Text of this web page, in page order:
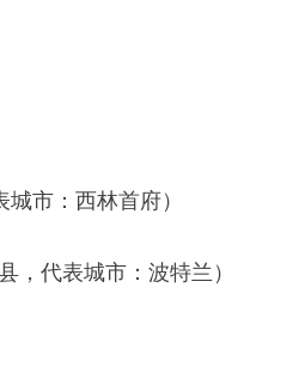
市：西林首府）
，代表城市：波特兰）